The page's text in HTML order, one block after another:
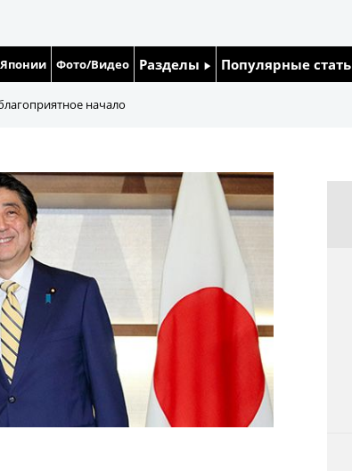
Фото/Видео Разделы
Политика
Экономика
Общество
Культура
Жизнь
Технологии
Популярные
Семья
Еда и напитки
начало